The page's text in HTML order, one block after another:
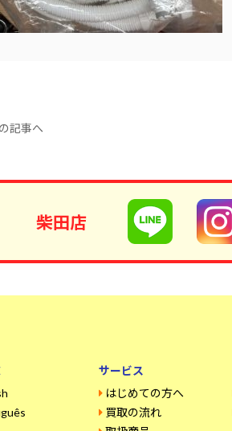
記事へ
柴田店
サービス
はじめての方へ
買取の流れ